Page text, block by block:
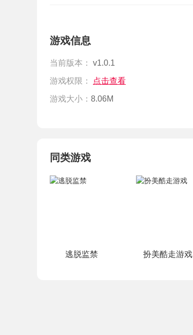
游戏信息
当前版本： v1.0.1
游戏权限： 点击查看
游戏大小： 8.06M
同类游戏
逃脱监禁 扮美酷走游戏